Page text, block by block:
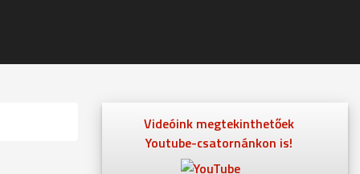
Videóink megtekinthetőek
Youtube-csatornánkon is!